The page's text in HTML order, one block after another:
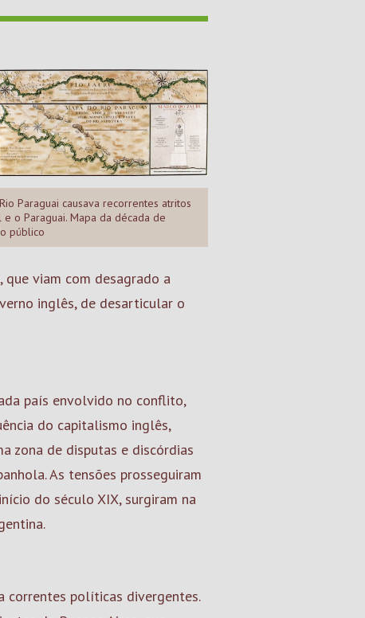
Paraguai causava recorrentes atritos
e o Paraguai. Mapa da década de
público
, que viam com desagrado a
inglês, de desarticular o
país envolvido no conflito,
do capitalismo inglês,
zona de disputas e discórdias
As tensões prosseguiram
do século XIX, surgiram na
correntes políticas divergentes.